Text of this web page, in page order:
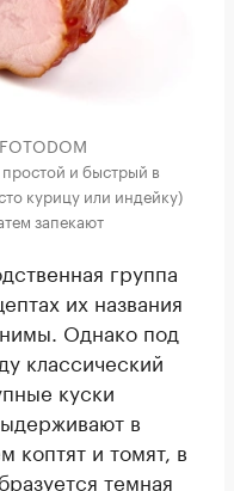
и быстрый в
курицу или индейку)
запекают
группа
их названия
Однако под
классический
куски
в
коптят и томят, в
темная